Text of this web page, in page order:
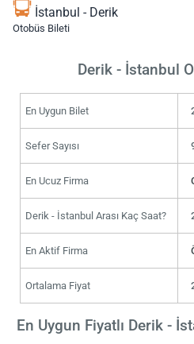
İstanbul - Derik
Otobüs Bileti
Derik - İstanbul
En Uygun Bilet
Sefer Sayısı
En Ucuz Firma
Derik - İstanbul Arası Kaç Saat?
En Aktif Firma
Ortalama Fiyat
En Uygun Fiyatlı Derik -